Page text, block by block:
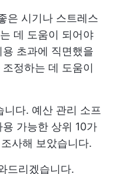
은 시기나 스트레스
데 도움이 되어야
초과에 직면했을
정하는 데 도움이
다. 예산 관리 소프
가능한 상위 10가
사해 보았습니다.
드리겠습니다.